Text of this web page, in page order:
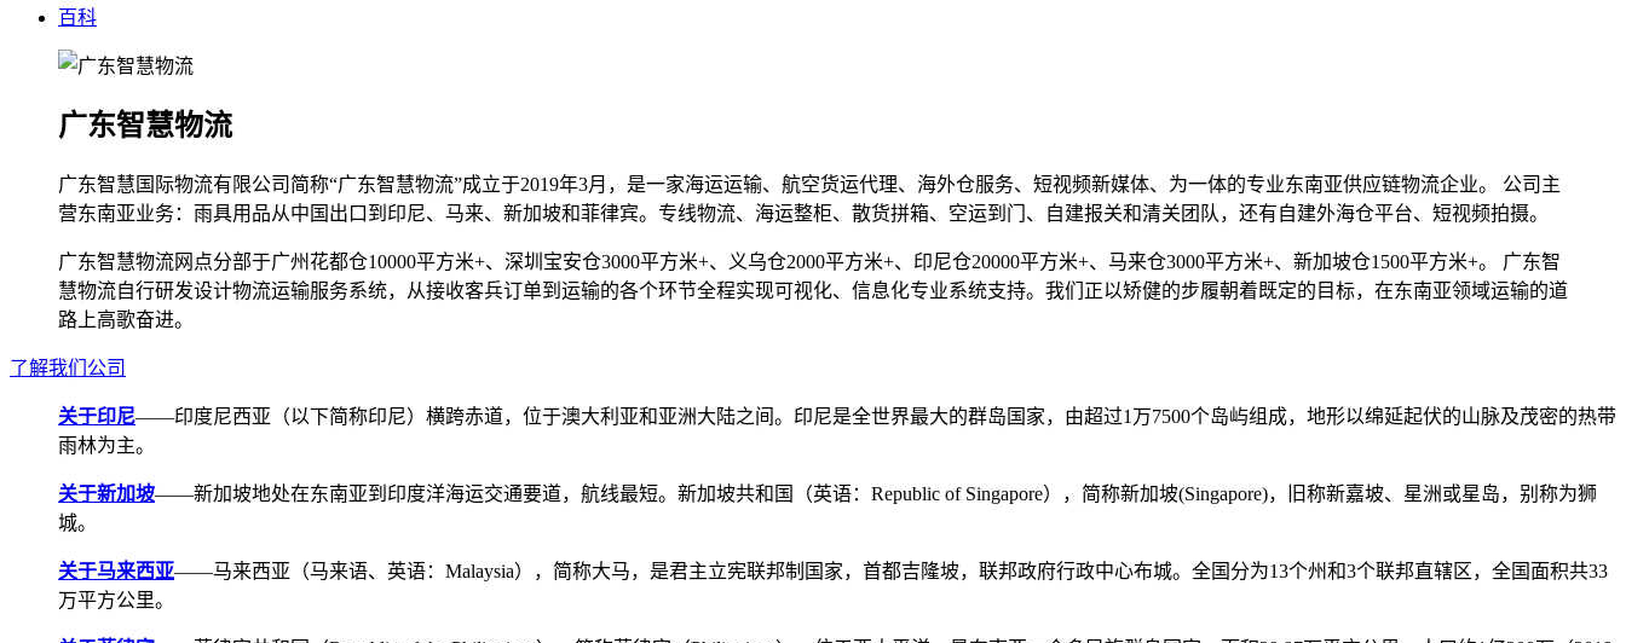
百科
广东智慧物流
广东智慧国际物流有限公司简称“广东智慧物流”成立于2019年3月，是一家海运运输、航空货运代理、海外仓服务、短视频新媒体、为一体的专业东南亚供应链物流企业。 公司主
营东南亚业务：雨具用品从中国出口到印尼、马来、新加坡和菲律宾。专线物流、海运整柜、散货拼箱、空运到门、自建报关和清关团队，还有自建外海仓平台、短视频拍摄。
广东智慧物流网点分部于广州花都仓10000平方米+、深圳宝安仓3000平方米+、义乌仓2000平方米+、印尼仓20000平方米+、马来仓3000平方米+、新加坡仓1500平方米+。 广东智
慧物流自行研发设计物流运输服务系统，从接收客兵订单到运输的各个环节全程实现可视化、信息化专业系统支持。我们正以矫健的步履朝着既定的目标，在东南亚领域运输的道
路上高歌奋进。
了解我们公司
关于印尼——印度尼西亚（以下简称印尼）横跨赤道，位于澳大利亚和亚洲大陆之间。印尼是全世界最大的群岛国家，由超过1万7500个岛屿组成，地形以绵延起伏的山脉及茂密的热带
雨林为主。
关于新加坡——新加坡地处在东南亚到印度洋海运交通要道，航线最短。新加坡共和国（英语：Republic of Singapore），简称新加坡(Singapore)，旧称新嘉坡、星洲或星岛，别称为狮
城。
关于马来西亚——马来西亚（马来语、英语：Malaysia），简称大马，是君主立宪联邦制国家，首都吉隆坡，联邦政府行政中心布城。全国分为13个州和3个联邦直辖区，全国面积共33
万平方公里。